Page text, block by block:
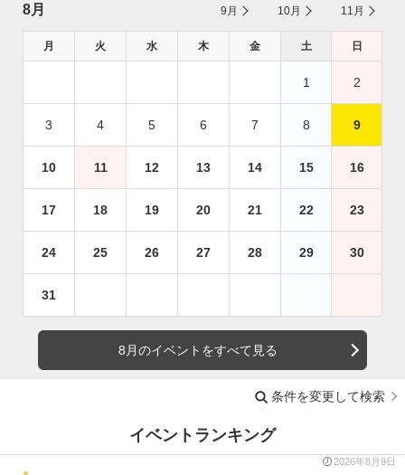
8月 9月 10月 11月
月 火 水 木 金 土 日
1 2
3 4 5 6 7 8 9
10 11 12 13 14 15 16
17 18 19 20 21 22 23
24 25 26 27 28 29 30
31
8月のイベントをすべて見る
条件を変更して検索
イベントランキング
2026年8月9日